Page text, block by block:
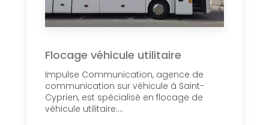
Flocage véhicule utilitaire
Impulse Communication, agence de
communication sur véhicule à Saint-
Cyprien, est spécialisé en flocage de
véhicule utilitaire....